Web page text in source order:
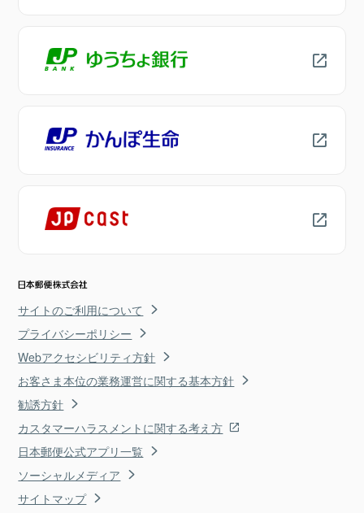
サイトのご利用について
プライバシーポリシー
Webアクセシビリティ方針
お客さま本位の業務運営に関する基本方針
勧誘方針
カスタマーハラスメントに関する考え方
日本郵便公式アプリ一覧
ソーシャルメディア
サイトマップ